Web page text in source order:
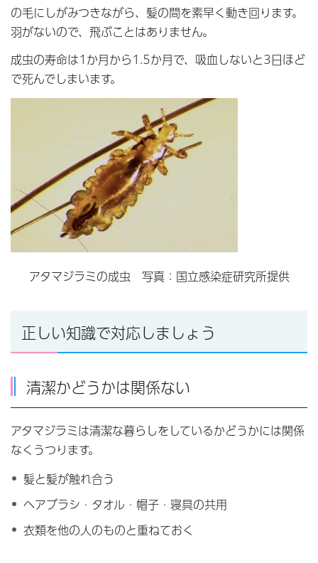
の毛にしがみつきながら、髪の間を素早く動き回ります。
羽がないので、飛ぶことはありません。
成虫の寿命は1か月から1.5か月で、吸血しないと3日ほど
で死んでしまいます。
アタマジラミの成虫 写真：国立感染症研究所提供
正しい知識で対応しましょう
清潔かどうかは関係ない
アタマジラミは清潔な暮らしをしているかどうかには関係
なくうつります。
髪と髪が触れ合う
ヘアブラシ・タオル・帽子・寝具の共用
衣類を他の人のものと重ねておく